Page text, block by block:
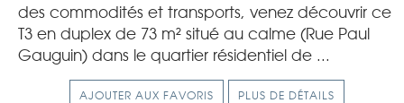
des commodités et transports, venez découvrir ce
T3 en duplex de 73 m² situé au calme (Rue Paul
Gauguin) dans le quartier résidentiel de ...
AJOUTER AUX FAVORIS PLUS DE DÉTAILS